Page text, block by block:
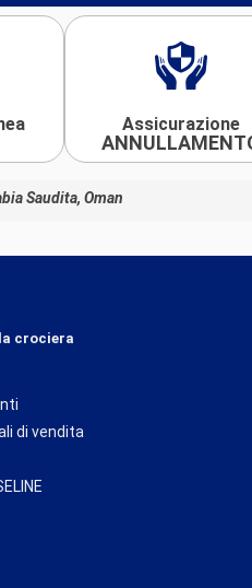
Assicurazione
Saudita, Oman
crociera
di vendita